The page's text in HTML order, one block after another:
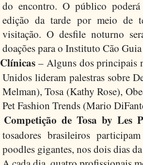
do encontro. O público
edição da tarde por meio de
visitação. O desfile noturno
doações para o Instituto Cão
Clínicas– Alguns dos principais
Unidos lideram palestras sobre
Melman), Tosa (Kathy Rose),
Pet Fashion Trends (Mario
Competição de Tosa by Les
tosadores brasileiros
poodles gigantes, nos dois dias